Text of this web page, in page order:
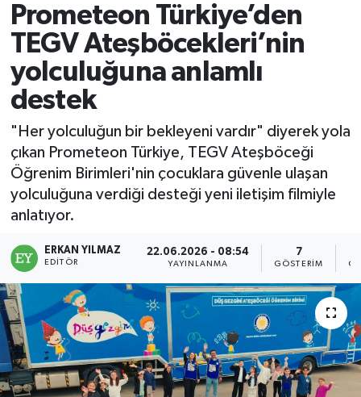
Prometeon Türkiye’den
TEGV Ateşböcekleri’nin
yolculuğuna anlamlı
destek
"Her yolculuğun bir bekleyeni vardır" diyerek yola
çıkan Prometeon Türkiye, TEGV Ateşböceği
Öğrenim Birimleri'nin çocuklara güvenle ulaşan
yolculuğuna verdiği desteği yeni iletişim filmiyle
anlatıyor.
ERKAN YILMAZ
EDITÖR
22.06.2026 - 08:54
YAYINLANMA
7
GÖSTERIM
YOLCU TAŞIMA
LOJİSTİK
E-GAZETE
TAŞITLAR
Son Dakika Haberleri
Haber Arşivi